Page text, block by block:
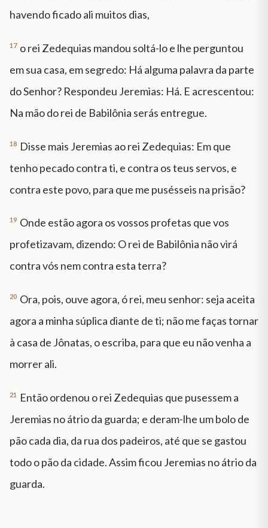
havendo ficado ali muitos dias,
17 o rei Zedequias mandou soltá-lo e lhe perguntou
em sua casa, em segredo: Há alguma palavra da parte
do Senhor? Respondeu Jeremias: Há. E acrescentou:
Na mão do rei de Babilônia serás entregue.
18 Disse mais Jeremias ao rei Zedequias: Em que
tenho pecado contra ti, e contra os teus servos, e
contra este povo, para que me pusésseis na prisão?
19 Onde estão agora os vossos profetas que vos
profetizavam, dizendo: O rei de Babilônia não virá
contra vós nem contra esta terra?
20 Ora, pois, ouve agora, ó rei, meu senhor: seja aceita
agora a minha súplica diante de ti; não me faças tornar
à casa de Jônatas, o escriba, para que eu não venha a
morrer ali.
21
Então ordenou o rei Zedequias que pusessem a
Jeremias no átrio da guarda; e deram-lhe um bolo de
pão cada dia, da rua dos padeiros, até que se gastou
todo o pão da cidade. Assim ficou Jeremias no átrio da
guarda.